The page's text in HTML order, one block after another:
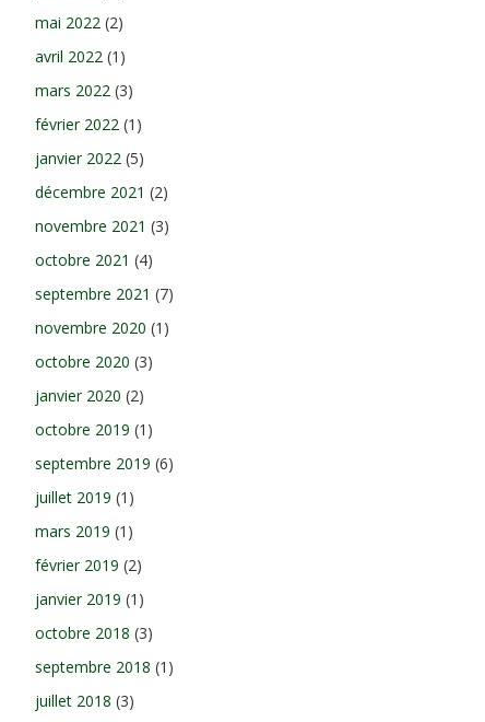
mai 2022 (2)
avril 2022 (1)
mars 2022 (3)
février 2022 (1)
janvier 2022 (5)
décembre 2021 (2)
novembre 2021 (3)
octobre 2021 (4)
septembre 2021 (7)
novembre 2020 (1)
octobre 2020 (3)
janvier 2020 (2)
octobre 2019 (1)
septembre 2019 (6)
juillet 2019 (1)
mars 2019 (1)
février 2019 (2)
janvier 2019 (1)
octobre 2018 (3)
septembre 2018 (1)
juillet 2018 (3)